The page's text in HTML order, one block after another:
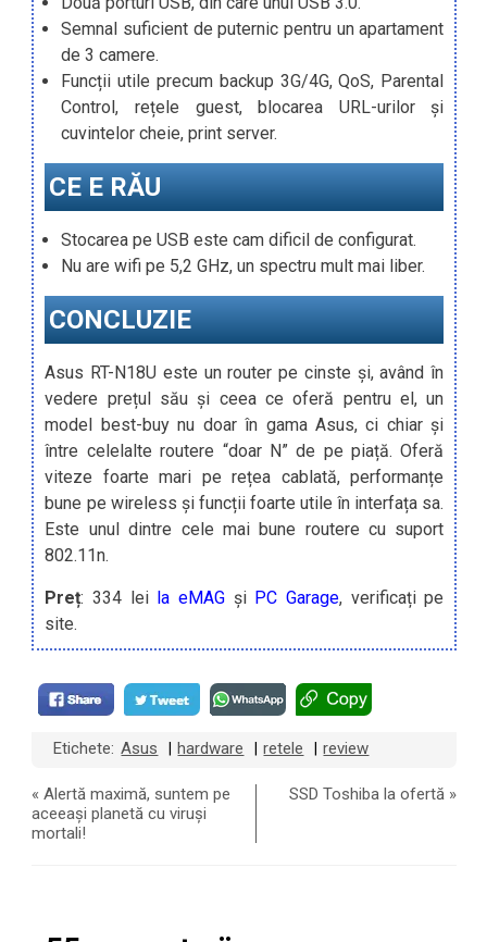
Semnal suficient de puternic pentru un apartament
de 3 camere.
Funcții utile precum backup 3G/4G, QoS, Parental
Control, rețele guest, blocarea URL-urilor și
cuvintelor cheie, print server.
CE E RĂU
Stocarea pe USB este cam dificil de configurat.
Nu are wifi pe 5,2 GHz, un spectru mult mai liber.
CONCLUZIE
Asus RT-N18U este un router pe cinste și, având în
vedere prețul său și ceea ce oferă pentru el, un
model best-buy nu doar în gama Asus, ci chiar și
între celelalte routere “doar N” de pe piață. Oferă
viteze foarte mari pe rețea cablată, performanțe
bune pe wireless și funcții foarte utile în interfața sa.
Este unul dintre cele mai bune routere cu suport
802.11n.
Preț: 334 lei la eMAG și PC Garage, verificați pe
site.
Etichete: Asus hardware retele review
«Alertă maximă, suntem pe
aceeași planetă cu viruși
mortali!
SSD Toshiba la ofertă »